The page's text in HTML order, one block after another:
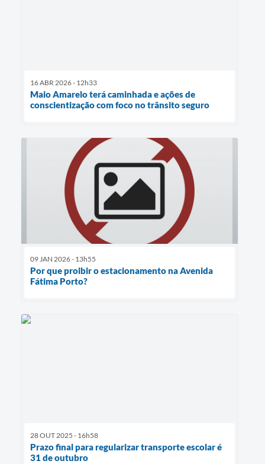
16 ABR 2026 - 12h33
Maio Amarelo terá caminhada e ações de
conscientização com foco no trânsito seguro
09 JAN 2026 - 13h55
Por que proibir o estacionamento na Avenida
Fátima Porto?
28 OUT 2025 - 16h58
Prazo final para regularizar transporte escolar é
31 de outubro